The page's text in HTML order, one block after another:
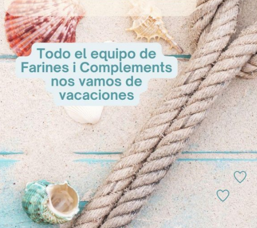
Aromapaste de Pera Williams
A Consultar
A Consultar